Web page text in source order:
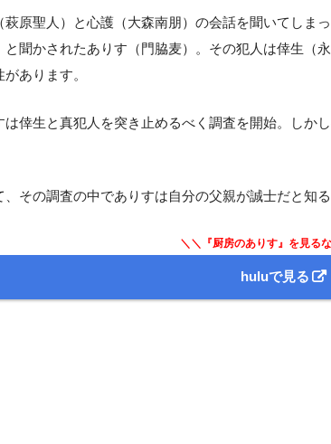
2.3血のつながり
2.4 2人の関係
3.ドラマ『厨房のありす』 第10話 (最終話)感想＆まと
萩原聖人）と心護（大森南朋）の会話を聞いてしま
と聞かされたありす（門脇麦）。その犯人は倖生（
あります。
は倖生と真犯人を突き止めるべく調査を開始。しか
、その調査の中でありすは自分の父親が誠士だと知る
＼＼『厨房のありす』を見る
huluで見る